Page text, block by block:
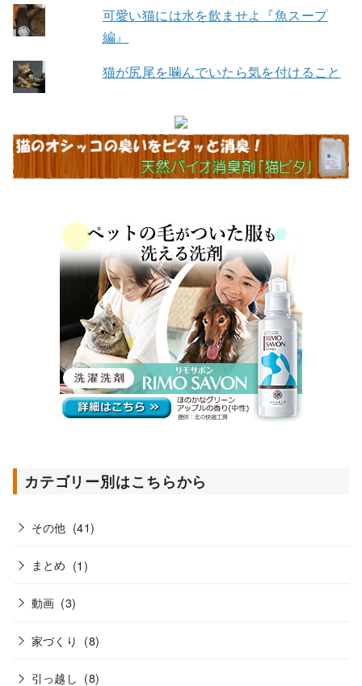
可愛い猫には水を飲ませよ『魚スープ
編』
猫が尻尾を噛んでいたら気を付けること
カテゴリー別はこちらから
その他 (41)
まとめ (1)
動画 (3)
家づくり (8)
引っ越し (8)